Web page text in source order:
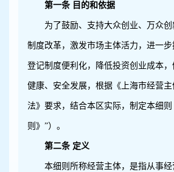
第一条 目的和依据
为了鼓励、支持大众创业、万众
制度改革，激发市场主体活力，进一
登记制度便利化，降低投资创业成本
健康、安全发展，根据《上海市经营
法》要求，结合本区实际，制定本细则
则》”）。
第二条 定义
本细则所称经营主体，是指从事